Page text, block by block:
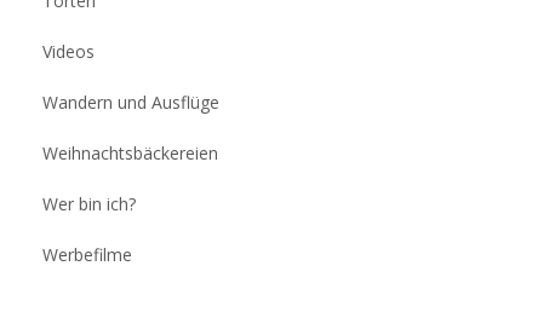
Videos
Wandern und Ausflüge
Weihnachtsbäckereien
Wer bin ich?
Werbefilme